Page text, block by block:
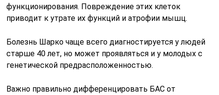
функционирования. Повреждение этих клеток
приводит к утрате их функций и атрофии мышц.
Болезнь Шарко чаще всего диагностируется у людей
старше 40 лет, но может проявляться и у молодых с
генетической предрасположенностью.
Важно правильно дифференцировать БАС от